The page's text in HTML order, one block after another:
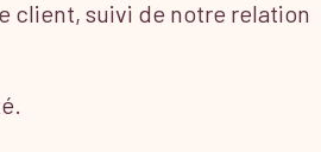
client, suivi de notre relation